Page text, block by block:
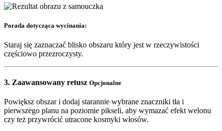
Porada dotycząca wycinania:
Staraj się zaznaczać blisko obszaru który jest w rzeczywistości
częściowo przezroczysty.
3. Zaawansowany retusz Opcjonalne
Powiększ obszar i dodaj starannie wybrane znaczniki tła i
pierwszego planu na poziomie pikseli, aby wymazać efekt welonu
czy też przywrócić utracone kosmyki włosów.